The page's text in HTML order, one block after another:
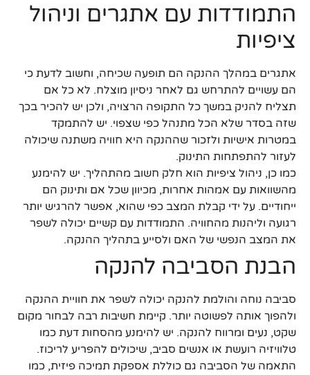
התמודדות עם אתגרים וניהול
ציפיות
אתגרים במהלך ההנקה הם תופעה שכיחה, וחשוב לדעת כי
הם עשויים להתרחש גם לאחר ניסיון מוצלח. לא כל אם
תצליח להניק במשך כל התקופה הרצויה, ולכן יש להכיר בכך
שזה בסדר שלא הכל מתנהל כפי שצפוי. יש להתמקד
במטרות אישיות ולזכור שההנקה היא חוויה משתנה שיכולה
לעזור להתפתחות התינוק.
כמו כן, ניהול ציפיות הוא חלק חשוב מהתהליך. יש להימנע
מהשוואות עם אמהות אחרות, מכיוון שכל אם ותינוק הם
ייחודיים. על ידי קבלת המצב כפי שהוא, אפשר להרגיש יותר
רגועה וליהנות מהחוויה. התמודדות עם קשיים יכולה לשפר
את המצב הנפשי של האם ולסייע בתהליך ההנקה.
הבנת הסביבה להנקה
סביבה נוחה והולמת להנקה יכולה לשפר את חוויית ההנקה
ולהפוך אותה לפשוטה יותר. קיימת חשיבות רבה לבחור מקום
שקט, נעים ומרווח להנקה. יש להימנע מהסחות דעת כמו
טלוויזיה רועשת או אנשים סביב, שיכולים להפריע לריכוז.
התאמה של הסביבה גם כוללת אספקת תמיכה פיזית, כמו